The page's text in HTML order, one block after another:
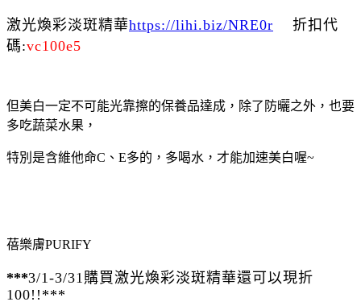
激光煥彩淡斑精華https://lihi.biz/NRE0r 折扣代
碼:vc100e5
但美白一定不可能光靠擦的保養品達成，除了防曬之外，也要
多吃蔬菜水果，
特別是含維他命C 、 E多的，多喝水，才能加速美白喔~
蓓樂膚PURIFY
***3/1-3/31購買激光煥彩淡斑精華還可以現折
100!!***